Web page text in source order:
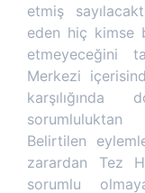
etmiş
eden hiç kimse
etmeyeceğini
Merkezi
Belirtilen
zarardan Tez
sorumlu